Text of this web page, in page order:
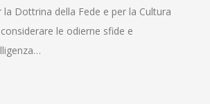
Dottrina della Fede e per la Cultura
le odierne sfide e